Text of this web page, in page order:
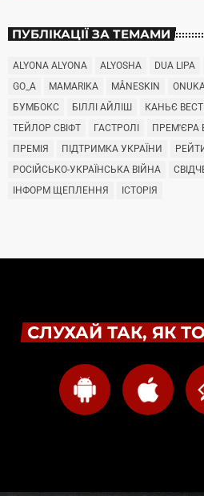
ПУБЛІКАЦІЇ ЗА ТЕМАМИ
ALYONA ALYONA ALYOSHA DUA LIPA
GO_A
MAMARIKA MÅNESKIN
БУМБОКС
БІЛЛІ АЙЛІШ КАНЬЄ ВЕСТ
ТЕЙЛОР СВІФТ
ГАСТРОЛІ ПРЕМ'ЄРА
ПРЕМІЯ
ПІДТРИМКА УКРАЇНИ
РОСІЙСЬКО-УКРАЇНСЬКА ВІЙНА
ІНФОРМ ЩЕПЛЕННЯ
ІСТОРІЯ
СЛУХАЙ ТАК, ЯК